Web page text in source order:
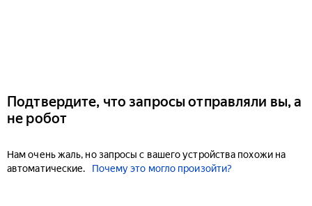
Подтвердите, что запросы отправляли вы, а
не робот
Нам очень жаль, но запросы с вашего устройства похожи на
автоматические.
Почему это могло произойти?